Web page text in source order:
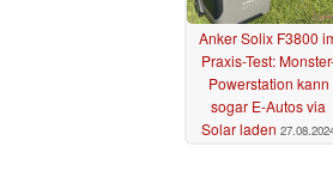
Anker Solix F3800
Praxis-Test:
Powerstation kann
sogar E-Autos via
Solar laden